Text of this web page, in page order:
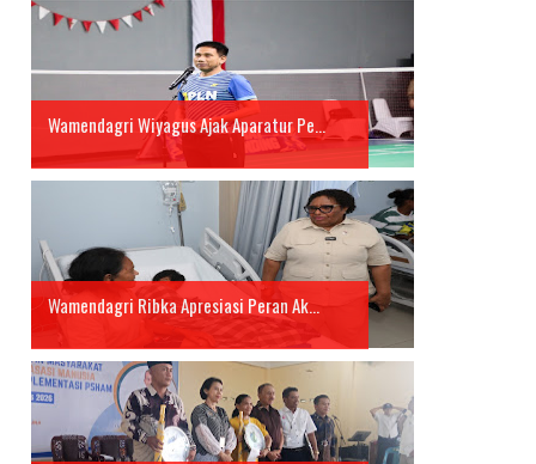
Wamendagri Wiyagus Ajak Aparatur Pe...
Wamendagri Ribka Apresiasi Peran Ak...